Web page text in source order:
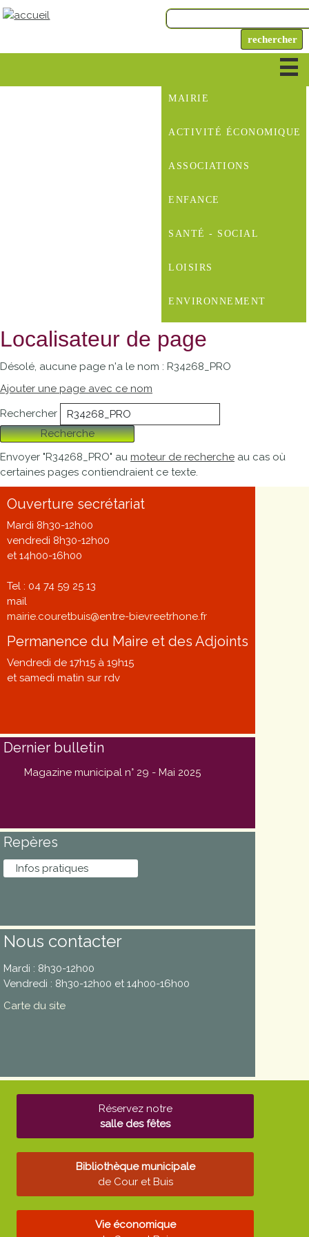
MAIRIE
ACTIVITÉ ÉCONOMIQUE
ASSOCIATIONS
ENFANCE
SANTÉ - SOCIAL
LOISIRS
ENVIRONNEMENT
Localisateur de page
Désolé, aucune page n'a le nom : R34268_PRO
Ajouter une page avec ce nom
Rechercher
Recherche
Envoyer "R34268_PRO" au moteur de recherche au cas où
certaines pages contiendraient ce texte.
Ouverture secrétariat
Mardi 8h30-12h00
vendredi 8h30-12h00
et 14h00-16h00
Tel : 04 74 59 25 13
mail
mairie.couretbuis@entre-bievreetrhone.fr
Permanence du Maire et des Adjoints
Vendredi de 17h15 à 19h15
et samedi matin sur rdv
Dernier bulletin
Magazine municipal n° 29 - Mai 2025
Repères
Infos pratiques
Nous contacter
Mardi : 8h30-12h00
Vendredi : 8h30-12h00 et 14h00-16h00
Carte du site
Réservez notre
salle des fêtes
Bibliothèque municipale
de Cour et Buis
Vie économique